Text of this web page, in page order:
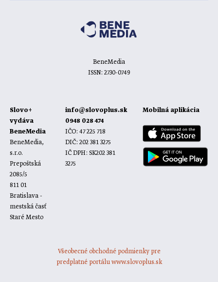
BeneMedia
ISSN: 2730-0749
Slovo+
vydáva
BeneMedia
BeneMedia,
s.r.o.
Prepoštská
2085/5
811 01
Bratislava -
mestská časť
Staré Mesto
info@slovoplus.sk
0948 028 474
IČO: 47 225 718
DIČ: 202 381 3275
IČ DPH: SK202 381
3275
Mobilná aplikácia
Všeobecné obchodné podmienky pre
predplatné portálu www.slovoplus.sk